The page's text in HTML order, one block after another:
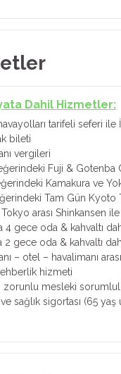
Dahil Hizmetler:
tarifeli seferi
bileti
vergileri
Fuji & Gotenba
Kamakura ve
Tam Gün Kyoto
arası Shinkansen
4 gece oda & kahvaltı
2 gece oda & kahvaltı
– otel – havalimanı
hizmeti
zorunlu mesleki
sağlık sigortası (65